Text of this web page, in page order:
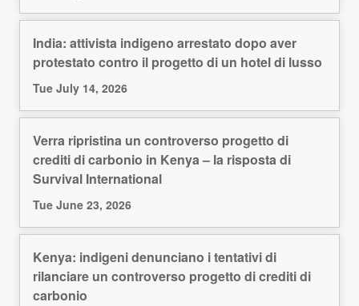
India: attivista indigeno arrestato dopo aver
protestato contro il progetto di un hotel di lusso
Tue July 14, 2026
Verra ripristina un controverso progetto di
crediti di carbonio in Kenya – la risposta di
Survival International
Tue June 23, 2026
Kenya: indigeni denunciano i tentativi di
rilanciare un controverso progetto di crediti di
carbonio